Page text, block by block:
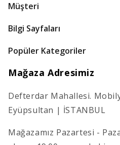
Müşteri
Bilgi Sayfaları
Popüler Kategoriler
Mağaza Adresimiz
Defterdar Mahallesi.
Eyüpsultan | İSTANBUL
Mağazamız Pazartesi -